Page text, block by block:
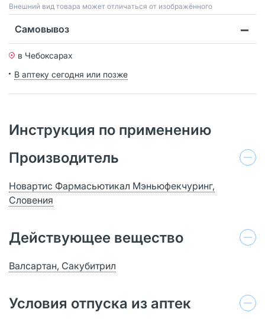
Bнешний вид товара может отличаться от изображённого
Самовывоз
в Чебоксарах
В аптеку сегодня или позже
Инструкция по применению
Производитель
Новартис Фармасьютикал Мэньюфекчуринг,
Словения
Действующее вещество
Валсартан, Сакубитрил
Условия отпуска из аптек